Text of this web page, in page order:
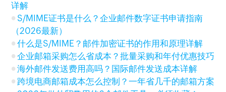
详解
S/MIME证书是什么？企业邮件数字证书申请指南
（2026最新）
什么是S/MIME？邮件加密证书的作用和原理详解
企业邮箱采购怎么省成本？批量采购和年付优惠技巧
海外邮件发送费用高吗？国际邮件发送成本详解
跨境电商邮箱成本怎么控制？一年省几千的邮箱方案